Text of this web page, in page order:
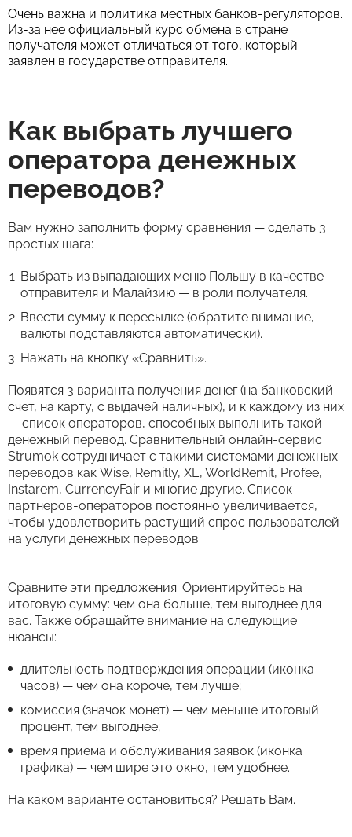
Очень важна и политика местных банков-регуляторов.
Из-за нее официальный курс обмена в стране
получателя может отличаться от того, который
заявлен в государстве отправителя.
Как выбрать лучшего
оператора денежных
переводов?
Вам нужно заполнить форму сравнения — сделать 3
простых шага:
Выбрать из выпадающих меню Польшу в качестве
отправителя и Малайзию — в роли получателя.
Ввести сумму к пересылке (обратите внимание,
валюты подставляются автоматически).
Нажать на кнопку «Сравнить».
Появятся 3 варианта получения денег (на банковский
счет, на карту, с выдачей наличных), и к каждому из них
— список операторов, способных выполнить такой
денежный перевод. Сравнительный онлайн-сервис
Strumok сотрудничает с такими системами денежных
переводов как Wise, Remitly, XE, WorldRemit, Profee,
Instarem, CurrencyFair и многие другие. Список
партнеров-операторов постоянно увеличивается,
чтобы удовлетворить растущий спрос пользователей
на услуги денежных переводов.
Сравните эти предложения. Ориентируйтесь на
итоговую сумму: чем она больше, тем выгоднее для
вас. Также обращайте внимание на следующие
нюансы:
длительность подтверждения операции (иконка
часов) — чем она короче, тем лучше;
комиссия (значок монет) — чем меньше итоговый
процент, тем выгоднее;
время приема и обслуживания заявок (иконка
графика) — чем шире это окно, тем удобнее.
На каком варианте остановиться? Решать Вам.